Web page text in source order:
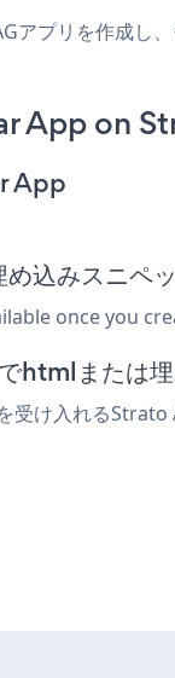
アプリを作成し
App on
App
込みスニペ
once you
htmlまたは
け入れるStrato